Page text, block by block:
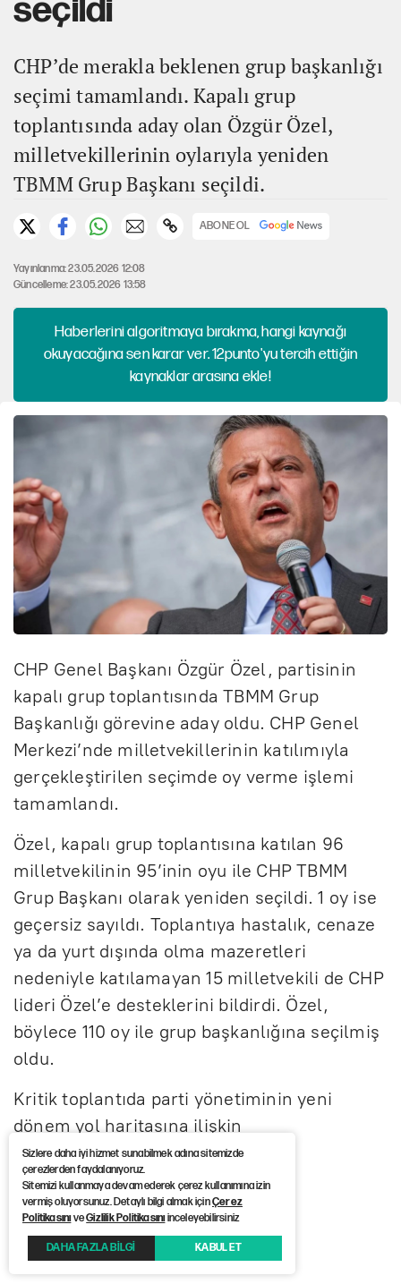
seçildi
CHP’de merakla beklenen grup başkanlığı
seçimi tamamlandı. Kapalı grup
toplantısında aday olan Özgür Özel,
milletvekillerinin oylarıyla yeniden
TBMM Grup Başkanı seçildi.
ABONE OL
Yayınlanma: 23.05.2026 12:08
Güncelleme: 23.05.2026 13:58
Haberlerini algoritmaya bırakma, hangi kaynağı
okuyacağına sen karar ver. 12punto'yu tercih ettiğin
kaynaklar arasına ekle!
CHP Genel Başkanı Özgür Özel, partisinin
kapalı grup toplantısında TBMM Grup
Başkanlığı görevine aday oldu. CHP Genel
Merkezi’nde milletvekillerinin katılımıyla
gerçekleştirilen seçimde oy verme işlemi
tamamlandı.
Özel, kapalı grup toplantısına katılan 96
milletvekilinin 95’inin oyu ile CHP TBMM
Grup Başkanı olarak yeniden seçildi. 1 oy ise
geçersiz sayıldı. Toplantıya hastalık, cenaze
ya da yurt dışında olma mazeretleri
nedeniyle katılamayan 15 milletvekili de CHP
lideri Özel’e desteklerini bildirdi. Özel,
böylece 110 oy ile grup başkanlığına seçilmiş
oldu.
Kritik toplantıda parti yönetiminin yeni
dönem yol haritasına ilişkin
değerlendirmeler de yapıldı.
Sizlere daha iyi hizmet sunabilmek adına sitemizde
çerezlerden faydalanıyoruz.
Sitemizi kullanmaya devam ederek çerez kullanımına izin
vermiş oluyorsunuz. Detaylı bilgi almak içinÇerez
PolitikasınıveGizlilik Politikasınıinceleyebilirsiniz
DAHA FAZLA BİLGİ KABUL ET